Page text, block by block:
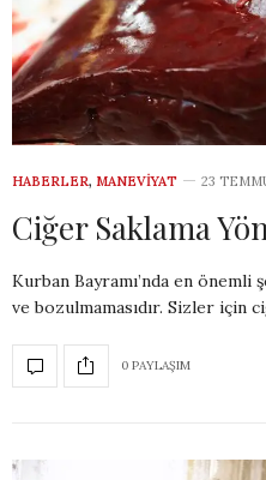
HABERLER, MANEVIYAT 23
Ciğer Saklama
Kurban Bayramı’nda en önemli
ve bozulmamasıdır. Sizler için
0 PAYLAŞIM